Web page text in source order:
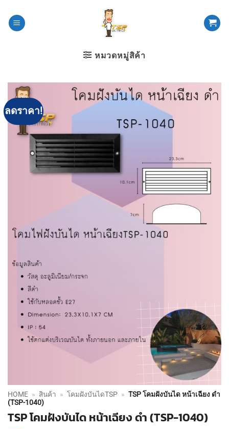
หมวดหมู่สิค้า
ลดราคา!
HOME » สินค้า » โคมฝังบันไดTSP » TSP โคมฝังบันได หน้าเฉียง ดำ
(TSP-1040)
TSP โคมฝังบันได หน้าเฉียง ดำ (TSP-1040)